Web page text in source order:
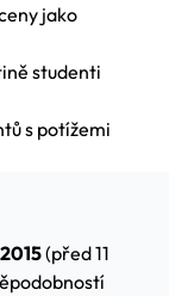
jako
studenti
s potížemi
2015(před 11